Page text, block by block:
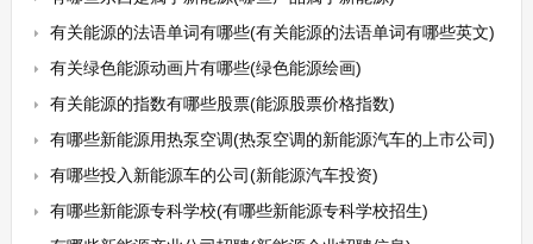
有关能源的法语单词有哪些(有关能源的法语单词有哪些英文)
有关绿色能源动画片有哪些(绿色能源绘画)
有关能源的指数有哪些股票(能源股票价格指数)
有哪些新能源用热泵空调(热泵空调的新能源汽车的上市公司)
有哪些投入新能源车的公司(新能源汽车投资)
有哪些新能源专科学校(有哪些新能源专科学校招生)